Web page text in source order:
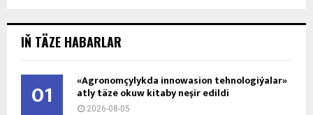
IŇ TÄZE HABARLAR
01 «Agronomçylykda innowasion tehnologiýalar»
atly täze okuw kitaby neşir edildi
2026-08-05